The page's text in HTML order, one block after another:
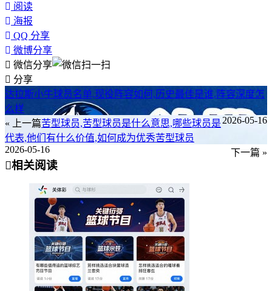
阅读
海报
QQ 分享
微博分享
微信分享
分享
达拉斯小牛球员名单,现役阵容如何,历史最佳是谁,阵容深度怎
么样
« 上一篇
2026-05-16
苦型球员,苦型球员是什么意思,哪些球员是
代表,他们有什么价值,如何成为优秀苦型球员
下一篇 »
2026-05-16
相关阅读